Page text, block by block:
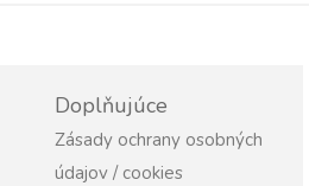
Doplňujúce
Zásady ochrany osobných
údajov / cookies